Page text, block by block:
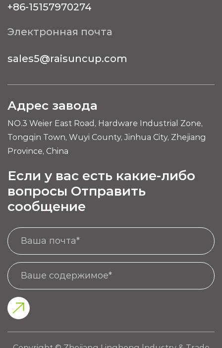
+86-15157970274
Электронная почта
sales5@raisuncup.com
Адрес завода
NO.3 Weier East Road, Hardware Industrial Zone,
Tongqin Town, Wuyi County, Jinhua City, Zhejiang
Province, China
Если у вас есть какие-либо
вопросы Отправить
сообщение